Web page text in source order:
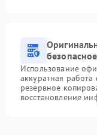
Использование
аккуратная
резервное
восстановление